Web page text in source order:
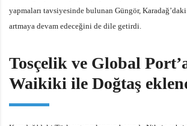
yapmaları tavsiyesinde bulunan Güngör, Karadağ’daki
artmaya devam edeceğini de dile getirdi.
Tosçelik ve Global
Waikiki ile Doğtaş